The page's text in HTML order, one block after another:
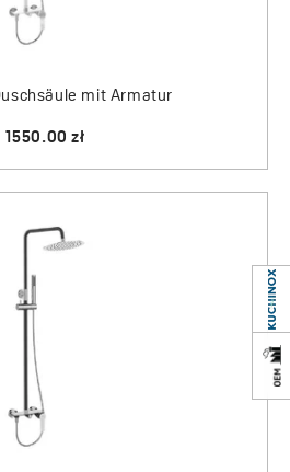
mit Armatur
1550.00 zł